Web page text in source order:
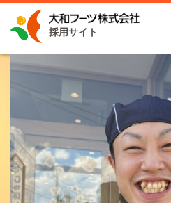
採用サイト